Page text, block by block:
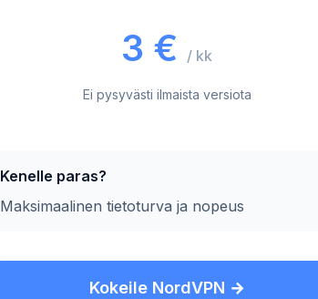
3 € / kk
Ei pysyvästi ilmaista versiota
Kenelle paras?
Maksimaalinen tietoturva ja nopeus
Kokeile NordVPN →